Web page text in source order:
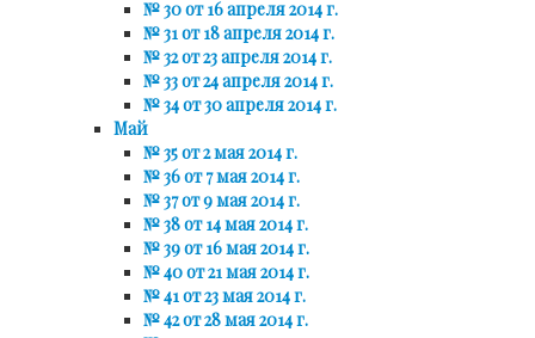
№ 30 от 16 апреля 2014 г.
№ 31 от 18 апреля 2014 г.
№ 32 от 23 апреля 2014 г.
№ 33 от 24 апреля 2014 г.
№ 34 от 30 апреля 2014 г.
Май
№ 35 от 2 мая 2014 г.
№ 36 от 7 мая 2014 г.
№ 37 от 9 мая 2014 г.
№ 38 от 14 мая 2014 г.
№ 39 от 16 мая 2014 г.
№ 40 от 21 мая 2014 г.
№ 41 от 23 мая 2014 г.
№ 42 от 28 мая 2014 г.